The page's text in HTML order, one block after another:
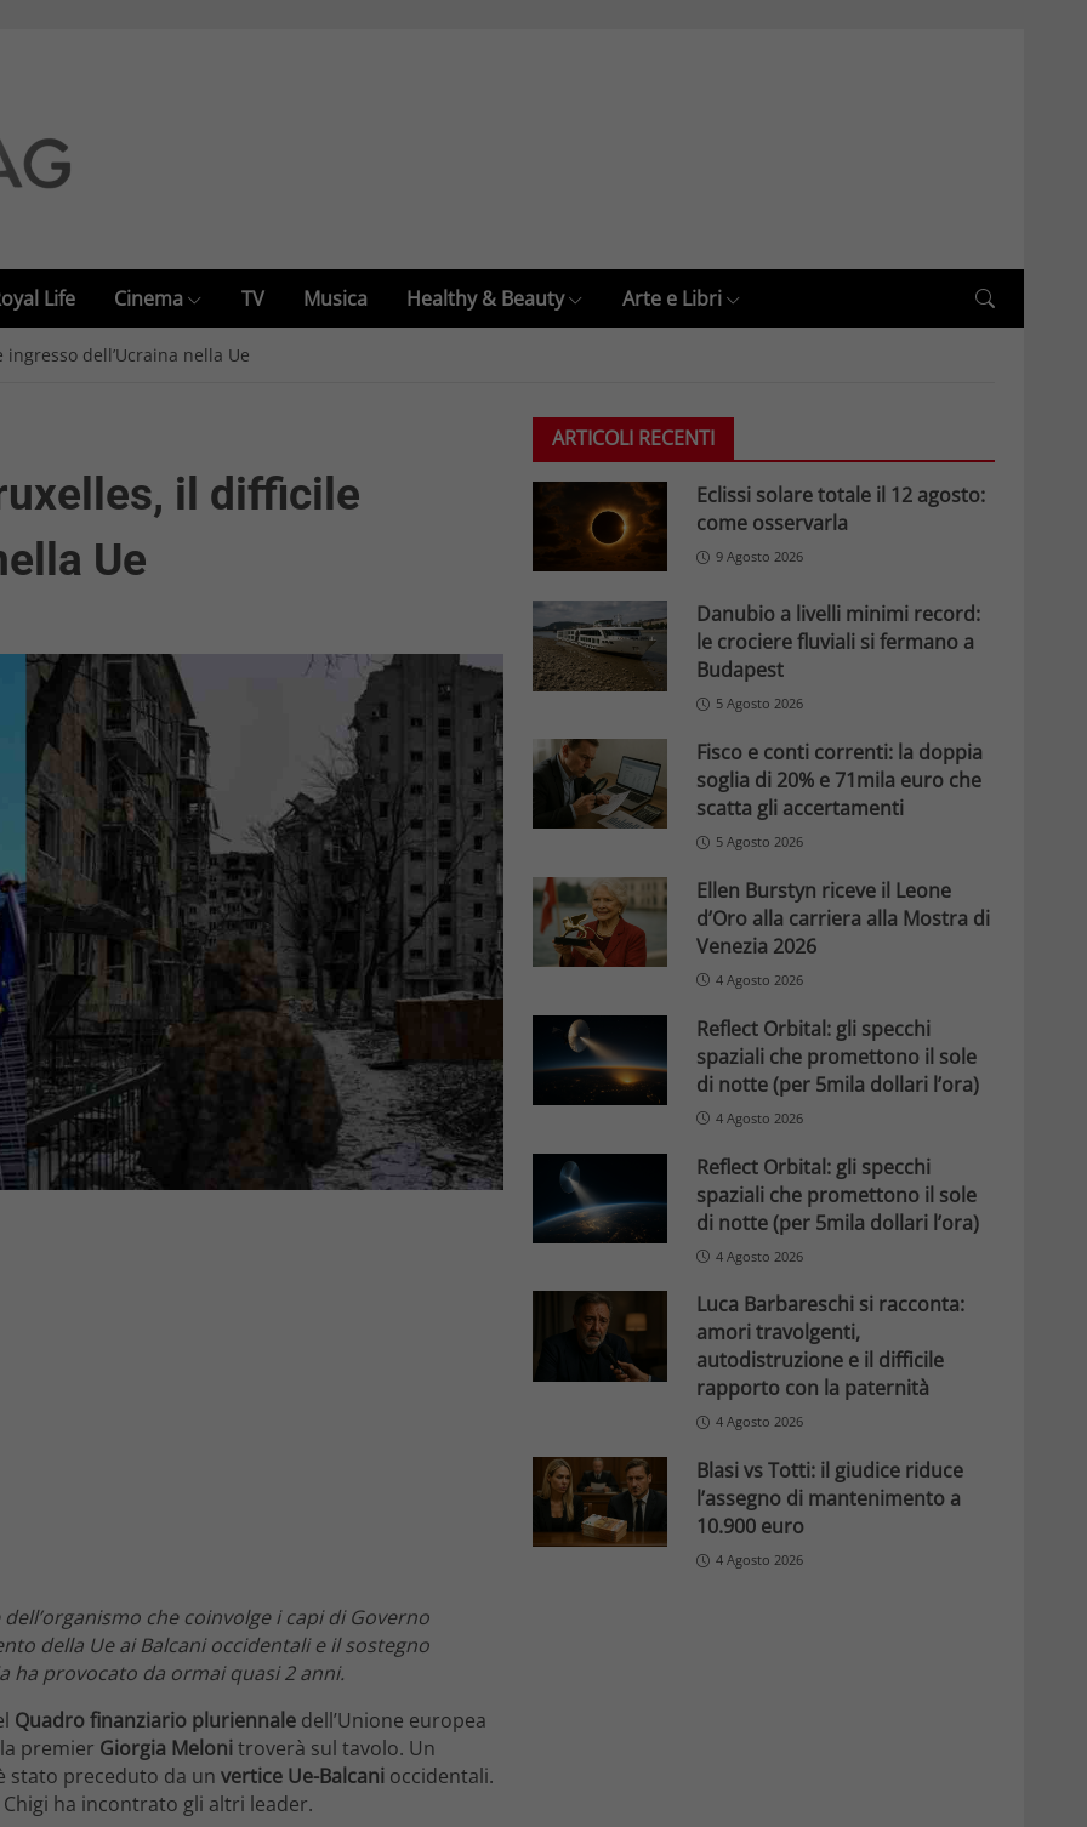
Life Cinema TV Musica Healthy & Beauty Arte e Libri
dell’Ucraina nella Ue
il difficile
Ue
che coinvolge i capi di Governo
della Ue ai Balcani occidentali e il sostegno
ha provocato da ormai quasi 2 anni.
Quadro finanziario pluriennale dell’Unione europea
premier Giorgia Melonitroverà sul tavolo. Un
stato preceduto da un vertice Ue-Balcani occidentali.
ha incontrato gli altri leader.
ARTICOLI RECENTI
Eclissi solare totale il 12 agosto:
come osservarla
9 Agosto 2026
Danubio a livelli minimi record:
le crociere fluviali si fermano a
Budapest
5 Agosto 2026
Fisco e conti correnti: la doppia
soglia di 20% e 71mila euro che
scatta gli accertamenti
5 Agosto 2026
Ellen Burstyn riceve il Leone
d’Oro alla carriera alla Mostra di
Venezia 2026
4 Agosto 2026
Reflect Orbital: gli specchi
spaziali che promettono il sole
di notte (per 5mila dollari l’ora)
4 Agosto 2026
Reflect Orbital: gli specchi
spaziali che promettono il sole
di notte (per 5mila dollari l’ora)
4 Agosto 2026
Luca Barbareschi si racconta:
amori travolgenti,
autodistruzione e il difficile
rapporto con la paternità
4 Agosto 2026
Blasi vs Totti: il giudice riduce
l’assegno di mantenimento a
10.900 euro
4 Agosto 2026